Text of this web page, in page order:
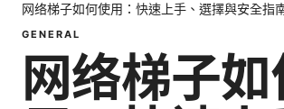
网络梯子如何使用：快速上手、選擇與安全指
GENERAL
网络梯子